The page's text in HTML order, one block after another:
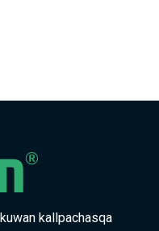
riqsiy.
kallpachasqa